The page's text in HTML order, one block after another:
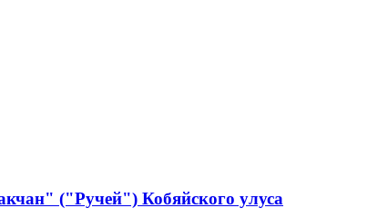
("Ручей") Кобяйского улуса